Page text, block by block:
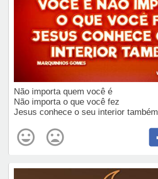
Não importa quem você é
Não importa o que você fez
Jesus conhece o seu interior também